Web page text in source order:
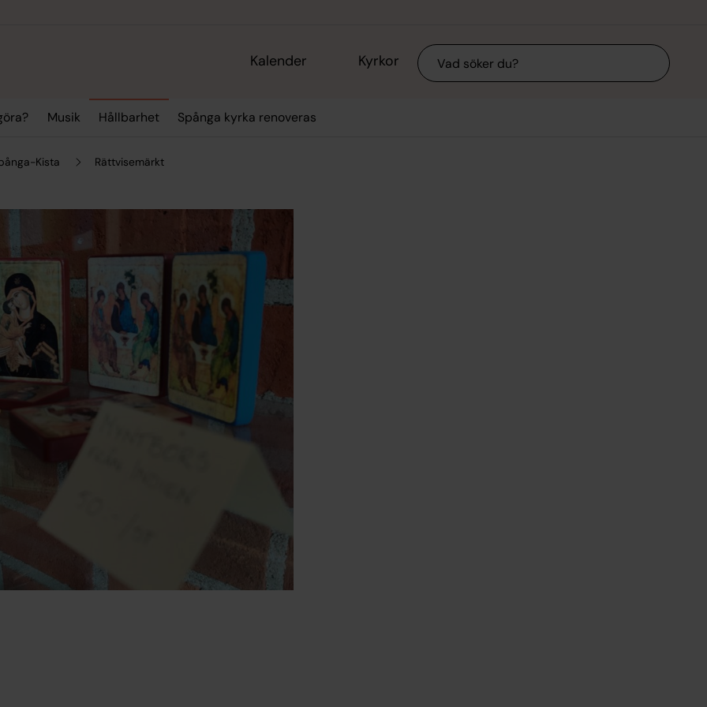
Kalender Kyrkor Sök
Musik Hållbarhet Spånga kyrka renoveras
Kista Rättvisemärkt